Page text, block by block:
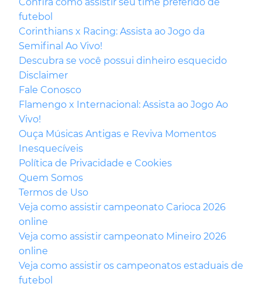
futebol
Corinthians x Racing: Assista ao Jogo da
Semifinal Ao Vivo!
Descubra se você possui dinheiro esquecido
Disclaimer
Fale Conosco
Flamengo x Internacional: Assista ao Jogo Ao
Vivo!
Ouça Músicas Antigas e Reviva Momentos
Inesquecíveis
Política de Privacidade e Cookies
Quem Somos
Termos de Uso
Veja como assistir campeonato Carioca 2026
online
Veja como assistir campeonato Mineiro 2026
online
Veja como assistir os campeonatos estaduais de
futebol